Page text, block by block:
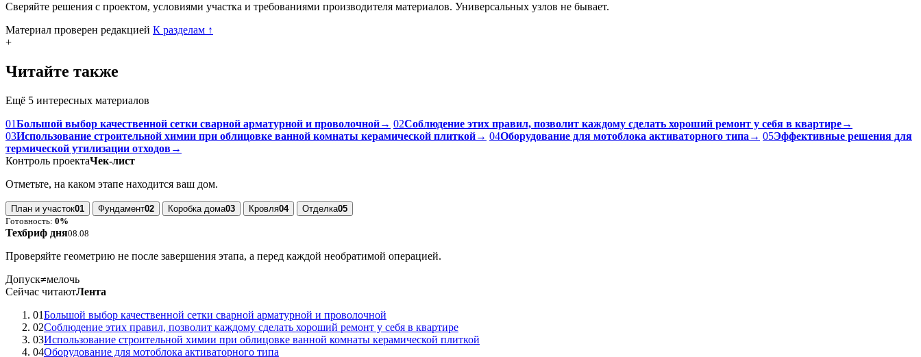
Сверяйте решения с проектом, условиями участка и требованиями производителя материалов. Универсальных узлов не бывает.
Материал проверен редакцией К разделам ↑
+
Читайте также
Ещё 5 интересных материалов
01Большой выбор качественной сетки сварной арматурной и проволочной→ 02Соблюдение этих правил, позволит каждому сделать хороший ремонт у себя в квартире→
03Использование строительной химии при облицовке ванной комнаты керамической плиткой→ 04Оборудование для мотоблока активаторного типа → 05Эффективные решения для
термической утилизации отходов→
Контроль проектаЧек-лист
Отметьте, на каком этапе находится ваш дом.
План и участок01 Фундамент02 Коробка дома03 Кровля04 Отделка05
Готовность: 0%
Техбриф дня08.08
Проверяйте геометрию не после завершения этапа, а перед каждой необратимой операцией.
Допуск≠мелочь
Сейчас читаютЛента
01Большой выбор качественной сетки сварной арматурной и проволочной
02Соблюдение этих правил, позволит каждому сделать хороший ремонт у себя в квартире
03Использование строительной химии при облицовке ванной комнаты керамической плиткой
04Оборудование для мотоблока активаторного типа